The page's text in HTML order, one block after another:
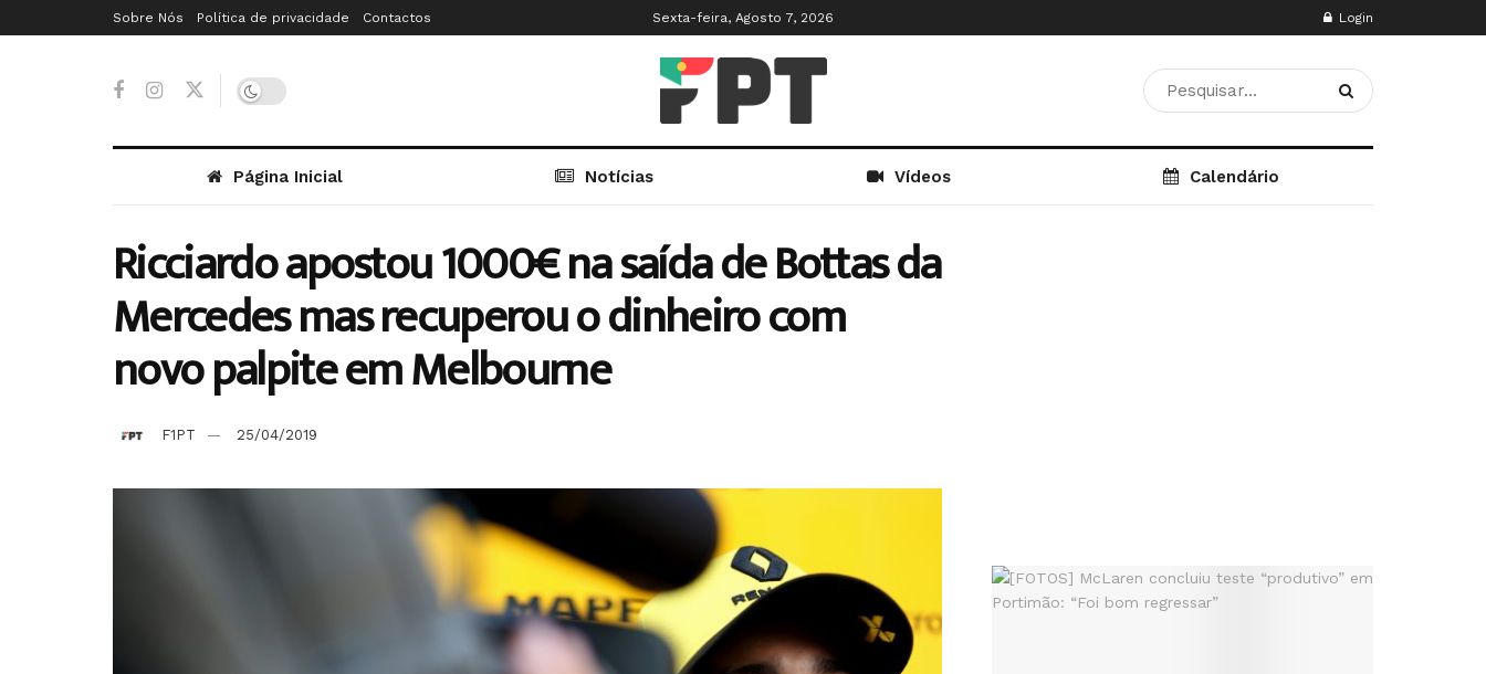
Sobre Nós Política de privacidade Contactos Sexta-feira, Agosto 7, 2026 Login
Página Inicial Notícias Vídeos Calendário
Ricciardo apostou 1000€ na saída de Bottas da
Mercedes mas recuperou o dinheiro com
novo palpite em Melbourne
F1PT 25/04/2019